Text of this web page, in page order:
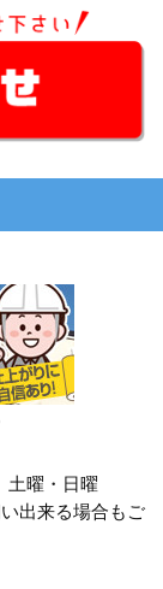
土曜・日曜
出来る場合もご